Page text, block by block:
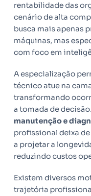
rentabilidade das
cenário de alta
busca mais apenas
máquinas, mas
com foco em
A especialização
técnico atue na
transformando
a tomada de
manutenção e
profissional deixa
a projetar a
reduzindo custos
Existem diversos
trajetória